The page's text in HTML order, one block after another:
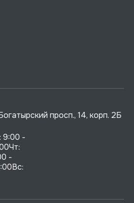
просп., 14, корп. 2Б
9:00 -
-